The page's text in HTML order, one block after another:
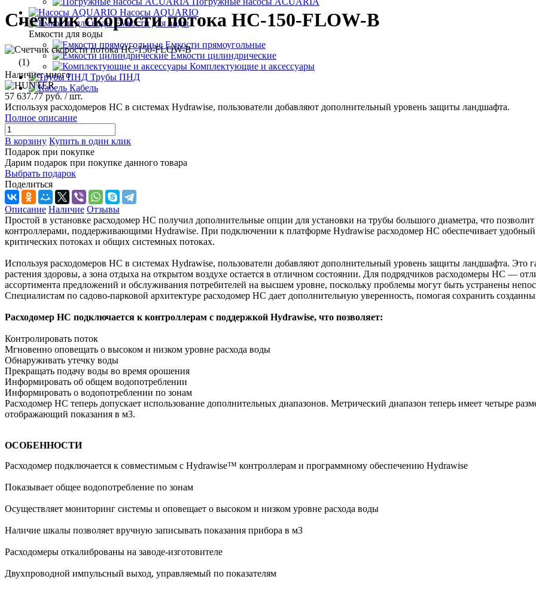
Насосы AQUARIO
Емкости для воды
Емкости для воды
Емкости прямоугольные
Емкости цилиндрические
Комплектующие и аксессуары
Трубы ПНД
Кабель
Счетчик скорости потока HC-150-FLOW-B
(1)
Наличие: много
57 637.77 руб. / шт.
Используя расходомеров HC в системах Hydrawise, пользователи добавляют дополнительный уровень защиты ландшафта.
Полное описание
В корзину Купить в один клик
Подарок при покупке
Дарим подарок при покупке данного товара
Выбрать подарок
Поделиться
Описание Наличие Отзывы
Простой в установке расходомер HC получил дополнительные опции для установки на трубы большого диаметра, что
контроллерами, поддерживающими Hydrawise. При подключении к платформе Hydrawise расходомер HC обеспечивает
критических потоках и общих системных потоках.
Используя расходомеров HC в системах Hydrawise, пользователи добавляют дополнительный уровень защиты ландшафта. Это
растения здоровы, а зона отдыха на открытом воздухе остается в отличном состоянии. Для подрядчиков расходомеры HC —
ассортимента предложений и обслуживания потребителей на высшем уровне, поскольку проблемы могут быть устранены
Специалистам по садово-парковой архитектуре расходомер HC дает дополнительную уверенность, помогая сохранить
Расходомер HC подключается к контроллерам с поддержкой Hydrawise, что позволяет:
Контролировать поток
Мгновенно оповещать о высоком и низком уровне расхода воды
Обнаруживать утечку воды
Прекращать подачу воды во время орошения
Информировать об общем водопотреблении
Информировать о водопотреблении по зонам
Расходомер HC теперь допускает использование дополнительных диапазонов. Метрический диапазон теперь имеет четыре
отображающий показания в м3.
ОСОБЕННОСТИ
Расходомер подключается к совместимым с Hydrawise™ контроллерам и программному обеспечению Hydrawise
Показывает общее водопотребление по зонам
Осуществляет мониторинг системы и оповещает о высоком и низком уровне расхода воды
Наличие шкалы позволяет вручную записывать показания прибора в м3
Расходомеры откалиброваны на заводе-изготовителе
Двухпроводной импульсный выход, управляемый по показателям